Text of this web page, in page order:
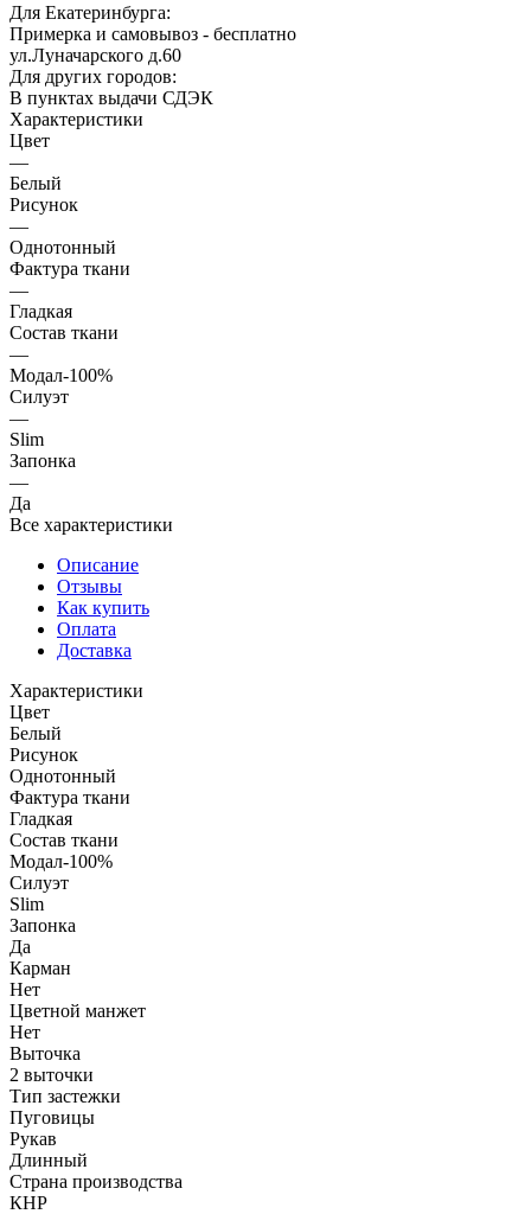
Для Екатеринбурга:
Примерка и самовывоз - бесплатно
ул.Луначарского д.60
Для других городов:
В пунктах выдачи СДЭК
Характеристики
Цвет
—
Белый
Рисунок
—
Однотонный
Фактура ткани
—
Гладкая
Состав ткани
—
Модал-100%
Силуэт
—
Slim
Запонка
—
Да
Все характеристики
Описание
Отзывы
Как купить
Оплата
Доставка
Характеристики
Цвет
Белый
Рисунок
Однотонный
Фактура ткани
Гладкая
Состав ткани
Модал-100%
Силуэт
Slim
Запонка
Да
Карман
Нет
Цветной манжет
Нет
Выточка
2 выточки
Тип застежки
Пуговицы
Рукав
Длинный
Страна производства
КНР